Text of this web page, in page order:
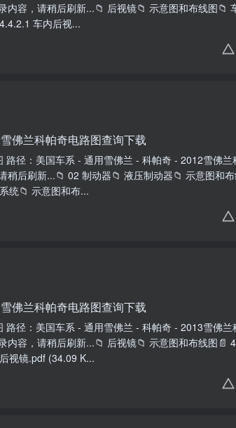
内容，请稍后刷新...📁 后视镜📁 示意图和布线图📁
车内后视...
佛兰科帕奇电路图查询下载
路径：美国车系 - 通用雪佛兰 - 科帕奇 - 2012雪佛
稍后刷新...📁 02 制动器📁 液压制动器📁 示意图和布
统📁 示意图和布...
佛兰科帕奇电路图查询下载
路径：美国车系 - 通用雪佛兰 - 科帕奇 - 2013雪佛兰
内容，请稍后刷新...📁 后视镜📁 示意图和布线图📄
视镜.pdf (34.09 K...